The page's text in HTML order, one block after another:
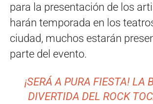
para la presentación de los
harán temporada en los
ciudad, muchos estarán
parte del evento.
¡SERÁ A PURA FIESTA! LA
DIVERTIDA DEL ROCK